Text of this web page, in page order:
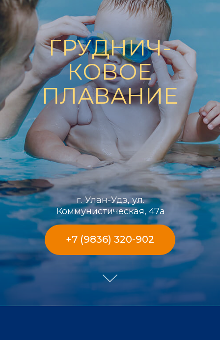
г. Улан-Удэ, ул.
Коммунистическая, 47а
+7 (9836) 320-902
ГРУДНИЧ-
КОВОЕ
ПЛАВАНИЕ